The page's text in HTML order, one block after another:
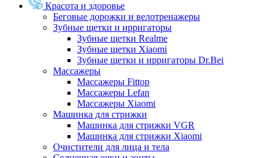
Красота и здоровье
Беговые дорожки и велотренажеры
Зубные щетки и ирригаторы
Зубные щетки Realme
Зубные щетки Xiaomi
Зубные щетки и ирригаторы Dr.Bei
Массажеры
Массажеры Fittop
Массажеры Lefan
Массажеры Xiaomi
Машинка для стрижки
Машинка для стрижки VGR
Машинка для стрижки Xiaomi
Очистители для лица и тела